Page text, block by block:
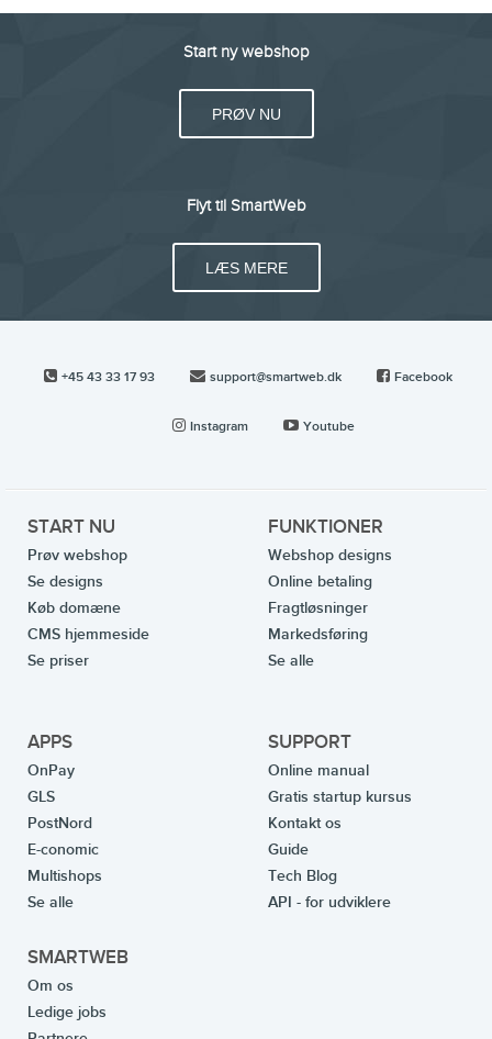
Start ny webshop
PRØV NU
Flyt til SmartWeb
LÆS MERE
+45 43 33 17 93 support@smartweb.dk Facebook
Instagram Youtube
START NU
Prøv webshop
Se designs
Køb domæne
CMS hjemmeside
Se priser
FUNKTIONER
Webshop designs
Online betaling
Fragtløsninger
Markedsføring
Se alle
APPS
OnPay
GLS
PostNord
E-conomic
Multishops
Se alle
SUPPORT
Online manual
Gratis startup kursus
Kontakt os
Guide
Tech Blog
API - for udviklere
SMARTWEB
Om os
Ledige jobs